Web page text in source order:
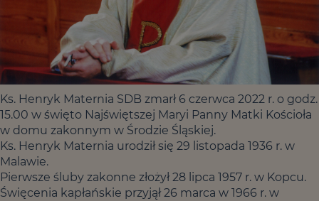
Ks. Henryk Maternia SDB zmarł 6 czerwca 2022 r. o godz.
15.00 w święto Najświętszej Maryi Panny Matki Kościoła
w domu zakonnym w Środzie Śląskiej.
Ks. Henryk Maternia urodził się 29 listopada 1936 r. w
Malawie.
Pierwsze śluby zakonne złożył 28 lipca 1957 r. w Kopcu.
Święcenia kapłańskie przyjął 26 marca w 1966 r. w